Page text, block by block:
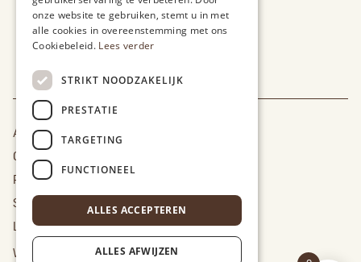
Algemene Voorwaarden
Cookie Policy
Privacy Policy
Sitemap
Leveringsinfo
Webshop laten makendoor Conversal
onze website te gebruiken, stemt u in met
alle cookies in overeenstemming met ons
Cookiebeleid. Lees verder
STRIKT NOODZAKELIJK
PRESTATIE
TARGETING
FUNCTIONEEL
ALLES ACCEPTEREN
ALLES AFWIJZEN